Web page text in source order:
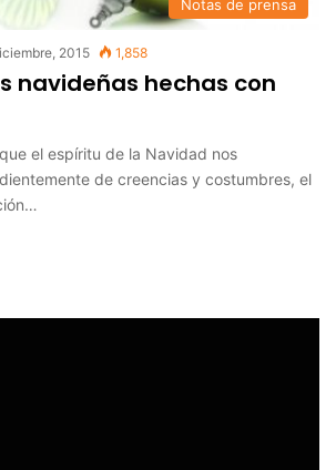
Notas de prensa
2015 1,858
navideñas hechas con
el espíritu de la Navidad nos
de creencias y costumbres, el